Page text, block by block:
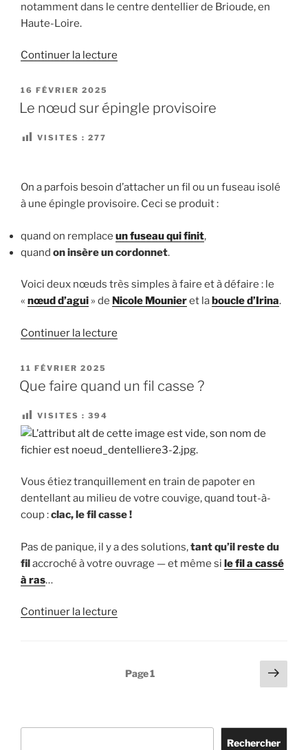
notamment dans le centre dentellier de Brioude, en
Haute-Loire.
Continuer la lecture
Cluny »
PUBLIÉ
LE
16 FÉVRIER 2025
Le nœud sur épingle provisoire
VISITES : 277
On a parfois besoin d’attacher un fil ou un fuseau isolé
à une épingle provisoire. Ceci se produit :
quand on remplace un fuseau qui finit,
quand on insèreun cordonnet.
Voici deux nœuds très simples à faire et à défaire : le
« nœud d’agui » de Nicole Mounieret la boucle d’Irina.
Continuer la lecture
sur
PUBLIÉ
LE
11 FÉVRIER 2025
Que faire quand un fil casse ?
VISITES : 394
Vous étiez tranquillement en train de papoter en
dentellant au milieu de votre couvige, quand tout-à-
coup :clac, le fil casse !
Pas de panique, il y a des solutions,tant qu’il reste du
filaccroché à votre ouvrage — et même si le fil a cassé
à ras…
Continuer la lecture
un
? »
Page1
Page
Rechercher